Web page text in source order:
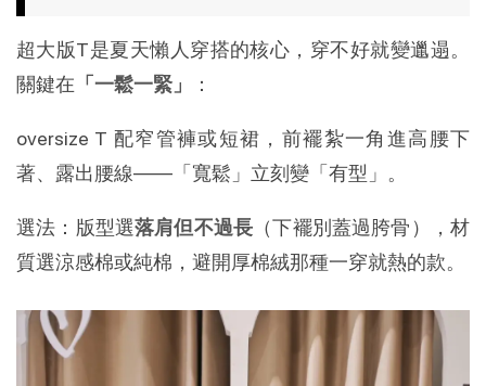
超大版T是夏天懶人穿搭的核心，穿不好就變邋遢。
關鍵在 「一鬆一緊」 ：
oversize T 配窄管褲或短裙，前襬紮一角進高腰下
著、露出腰線——「寬鬆」立刻變「有型」。
選法：版型選落肩但不過長 （下襬別蓋過胯骨），材
質選涼感棉或純棉，避開厚棉絨那種一穿就熱的款。